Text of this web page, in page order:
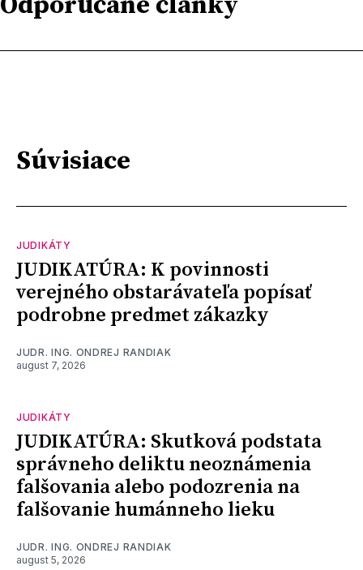
Súvisiace
JUDIKÁTY
JUDIKATÚRA: K povinnosti
verejného obstarávateľa popísať
podrobne predmet zákazky
JUDR. ING. ONDREJ RANDIAK
august 7, 2026
JUDIKÁTY
JUDIKATÚRA: Skutková podstata
správneho deliktu neoznámenia
falšovania alebo podozrenia na
falšovanie humánneho lieku
JUDR. ING. ONDREJ RANDIAK
august 5, 2026